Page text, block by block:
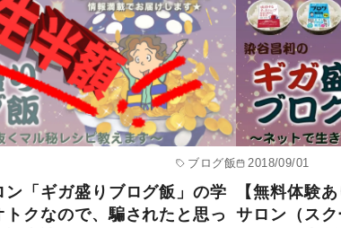
ブログ飯
ン「ギガ盛りブログ飯」の学
クなので、騙されたと思っ
2018/09/01
【無料体験
サロン（ス